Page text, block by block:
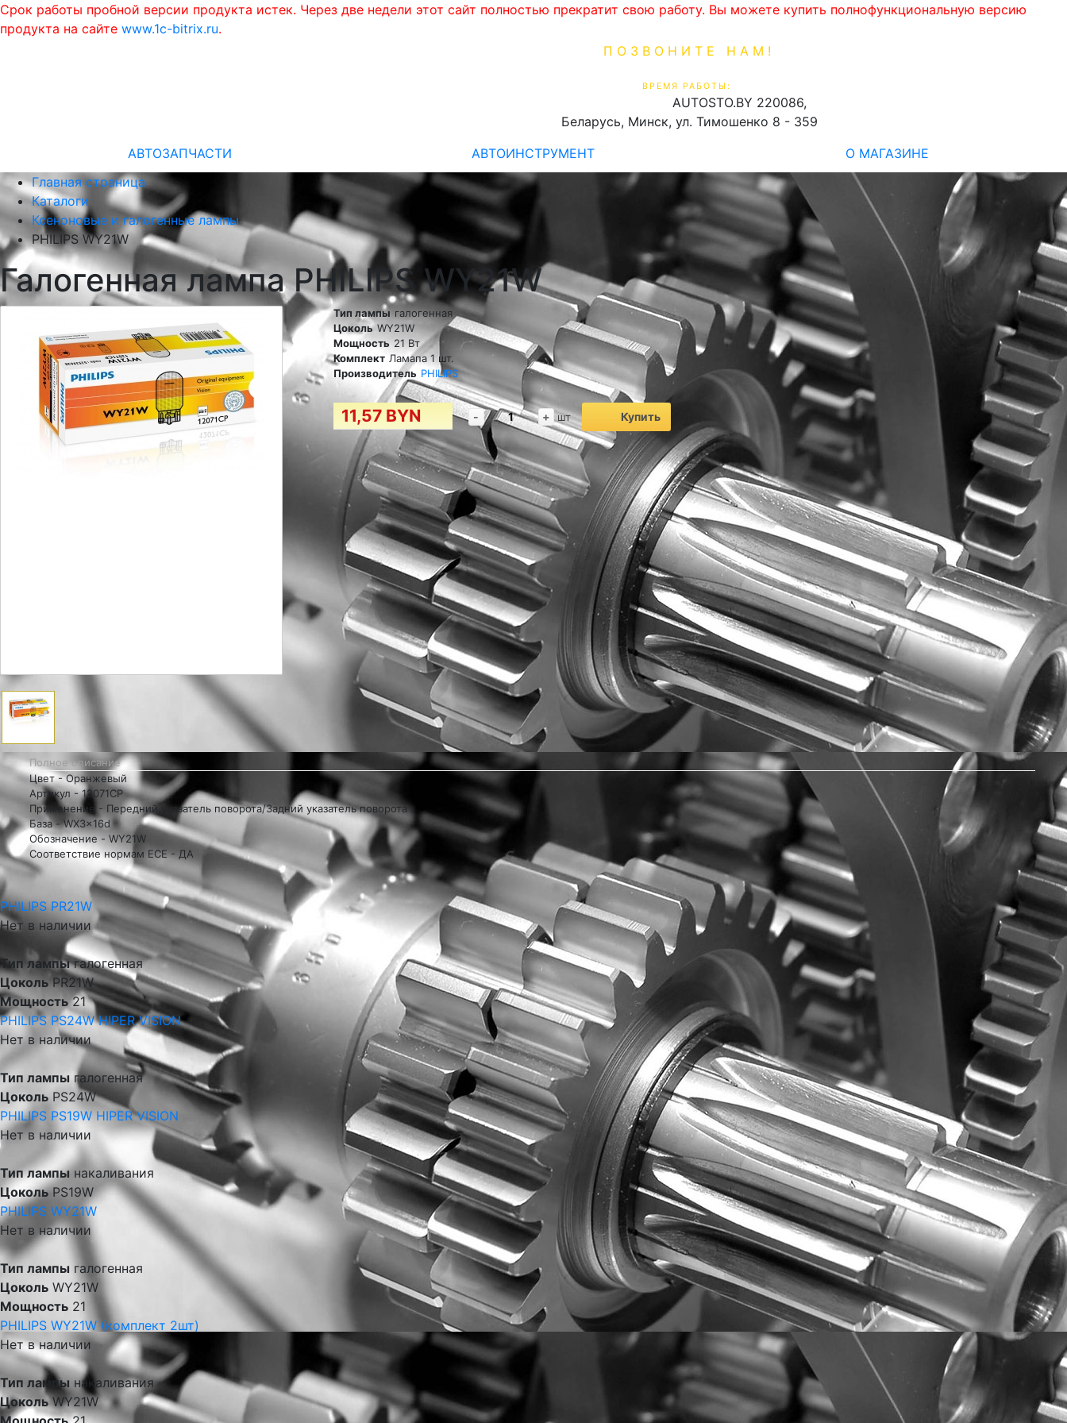
Срок работы пробной версии продукта истек. Через две недели этот сайт полностью прекратит свою работу. Вы можете купить полнофункциональную версию
продукта на сайте www.1c-bitrix.ru.
ПОЗВОНИТЕ НАМ!
ВРЕМЯ РАБОТЫ:
AUTOSTO.BY 220086,
Беларусь, Минск, ул. Тимошенко 8 - 359
АВТОЗАПЧАСТИ АВТОИНСТРУМЕНТ
О МАГАЗИНЕ
Главная страница
Каталоги
Ксеноновые и галогенные лампы
PHILIPS WY21W
Галогенная лампа PHILIPS WY21W
Тип лампы галогенная
Цоколь WY21W
Мощность 21 Вт
Комплект Ламапа 1 шт.
Производитель PHILIPS
11,57 BYN - + шт Купить
Полное описание
Цвет - Оранжевый
Артикул - 12071CP
Применение - Передний указатель поворота/Задний указатель поворота
База - WX3x16d
Обозначение - WY21W
Соответствие нормам ECE - ДА
PHILIPS PR21W
Нет в наличии
Тип лампыгалогенная
ЦокольPR21W
Мощность21
PHILIPS PS24W HIPER VISION
Нет в наличии
Тип лампы галогенная
Цоколь PS24W
PHILIPS PS19W HIPER VISION
Нет в наличии
Тип лампынакаливания
ЦокольPS19W
PHILIPS WY21W
Нет в наличии
Тип лампы галогенная
Цоколь WY21W
Мощность 21
PHILIPS WY21W (комплект 2шт)
Нет в наличии
Тип лампынакаливания
ЦокольWY21W